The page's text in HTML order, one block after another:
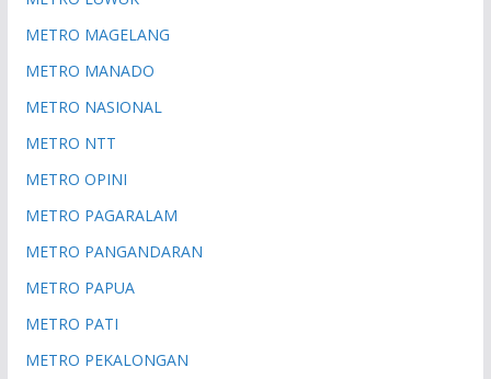
METRO MAGELANG
METRO MANADO
METRO NASIONAL
METRO NTT
METRO OPINI
METRO PAGARALAM
METRO PANGANDARAN
METRO PAPUA
METRO PATI
METRO PEKALONGAN